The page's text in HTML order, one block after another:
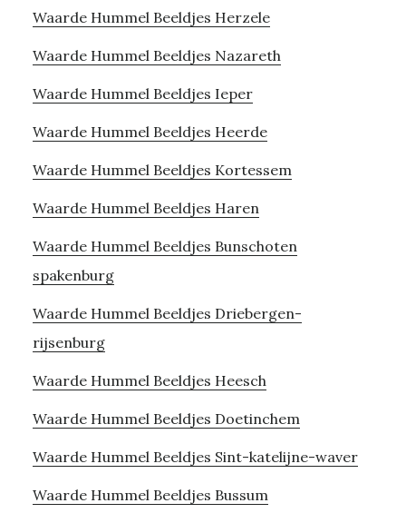
Waarde Hummel Beeldjes Herzele
Waarde Hummel Beeldjes Nazareth
Waarde Hummel Beeldjes Ieper
Waarde Hummel Beeldjes Heerde
Waarde Hummel Beeldjes Kortessem
Waarde Hummel Beeldjes Haren
Waarde Hummel Beeldjes Bunschoten
spakenburg
Waarde Hummel Beeldjes Driebergen-
rijsenburg
Waarde Hummel Beeldjes Heesch
Waarde Hummel Beeldjes Doetinchem
Waarde Hummel Beeldjes Sint-katelijne-waver
Waarde Hummel Beeldjes Bussum